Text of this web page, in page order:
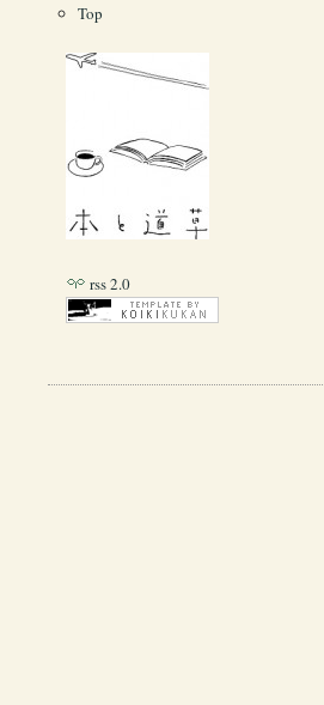
Top
rss 2.0